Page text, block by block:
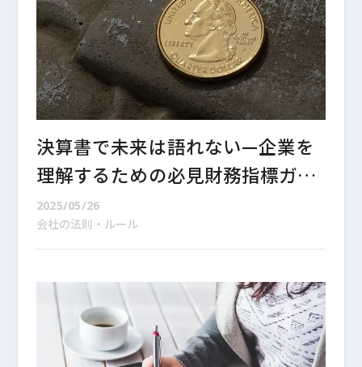
決算書で未来は語れない—企業を
理解するための必見財務指標ガイ
ド
2025/05/26
会社の法則・ルール